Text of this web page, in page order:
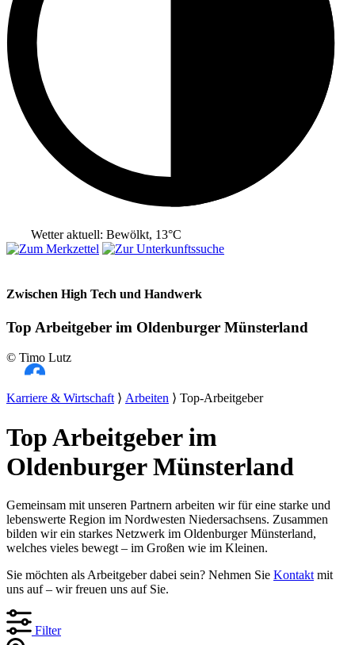
Wetter aktuell: Bewölkt, 13°C
Zwischen High Tech und Handwerk
Top Arbeitgeber im Oldenburger Münsterland
© Timo Lutz
Karriere & Wirtschaft⟩ Arbeiten ⟩ Top-Arbeitgeber
Top Arbeitgeber im
Oldenburger Münsterland
Gemeinsam mit unseren Partnern arbeiten wir für eine starke und
lebenswerte Region im Nordwesten Niedersachsens. Zusammen
bilden wir ein starkes Netzwerk im Oldenburger Münsterland,
welches vieles bewegt – im Großen wie im Kleinen.
Sie möchten als Arbeitgeber dabei sein? Nehmen Sie Kontakt mit
uns auf – wir freuen uns auf Sie.
Filter